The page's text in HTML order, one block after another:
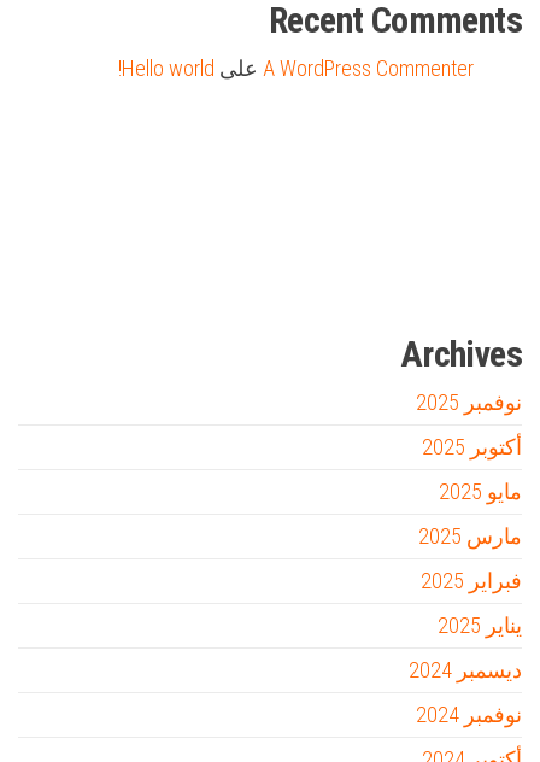
Recent Comments
A WordPress Commenter على Hello world!
Archives
نوفمبر 2025
أكتوبر 2025
مايو 2025
مارس 2025
فبراير 2025
يناير 2025
ديسمبر 2024
نوفمبر 2024